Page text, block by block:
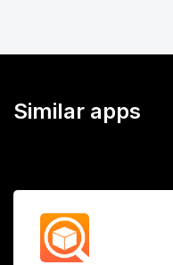
Similar apps